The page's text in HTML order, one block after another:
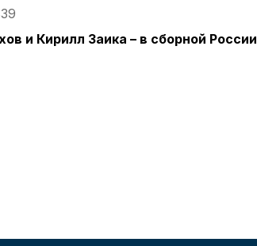
и Кирилл Заика – в сборной России